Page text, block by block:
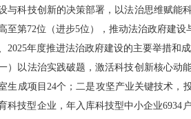
与科技创新的决策部署，以法治思维赋能
至第72位（进步5位），推动法治政府建设
年度推进法治政府建设的主要举措和
以法治实践破题，激活科技创新核心动能
生成项目24个；二是攻坚产业关键技术，
科技型企业，年入库科技型中小企业6934